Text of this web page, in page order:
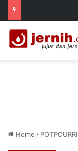
Home / POTPOURRI